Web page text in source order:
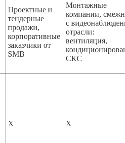
Проектные и
тендерные
продажи,
корпоративные
заказчики от
SMB
Монтажные
компании,
с
отрасли:
вентиляция,
СКС
Х Х